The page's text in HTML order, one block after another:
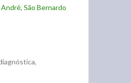
São Bernardo